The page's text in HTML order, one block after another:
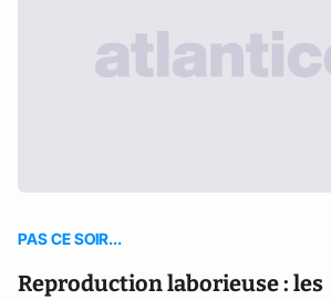
PAS CE SOIR...
Reproduction laborieuse : les